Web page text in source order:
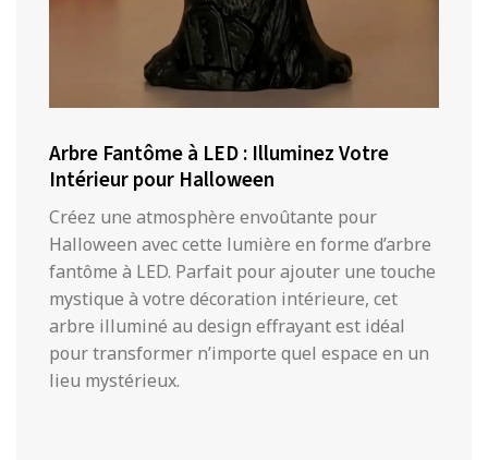
Arbre Fantôme à LED : Illuminez Votre
Intérieur pour Halloween
Créez une atmosphère envoûtante pour
Halloween avec cette lumière en forme d’arbre
fantôme à LED. Parfait pour ajouter une touche
mystique à votre décoration intérieure, cet
arbre illuminé au design effrayant est idéal
pour transformer n’importe quel espace en un
lieu mystérieux.